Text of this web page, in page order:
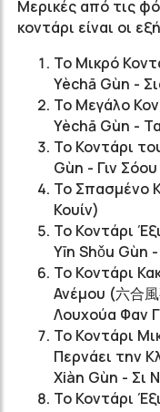
Μερικές από τις
κοντάρι είναι οι
Το Μικρό
Yèchā Gùn -
Το Μεγάλο
Yèchā Gùn -
Το Κοντάρι
Gùn - Γιν Σόου
Το Σπασμένο
Κουίν)
Το Κοντάρι
Yīn Shǒu Gùn
Το Κοντάρι
Ανέμου (六合
Λουχούα Φαν
Το Κοντάρι
Περνάει την
Xiàn Gùn - Σι
Το Κοντάρι